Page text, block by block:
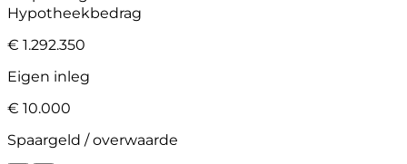
Hypotheekbedrag
€ 1.292.350
Eigen inleg
€ 10.000
Spaargeld / overwaarde